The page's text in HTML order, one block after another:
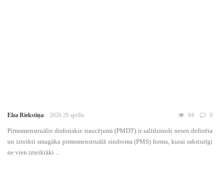
Elza Riekstiņa 2026 29 aprīlis 84 0
Pirmsmenstruālie disforiskie traucējumi (PMDT) ir salīdzinoši nesen definēta
un izteikti smagāka pirmsmenstruālā sindroma (PMS) forma, kurai raksturīgi
ne vien izteiktāki ...